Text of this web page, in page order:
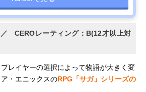
CEROレーティング：B(12才以上対
レイヤーの選択によって物語が大きく変
・エニックスのRPG「サガ」シリーズの